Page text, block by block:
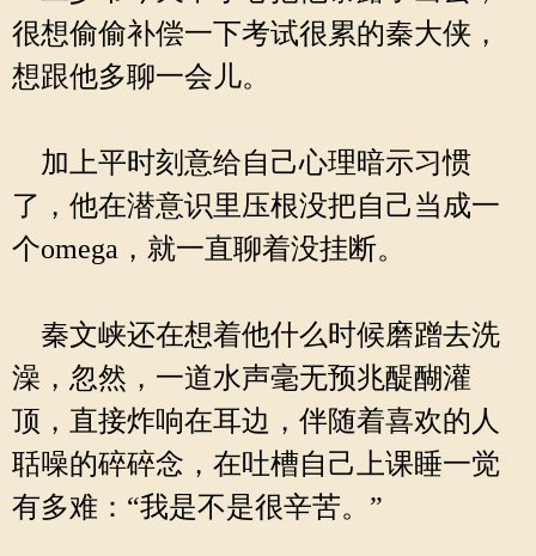
很想偷偷补偿一下考试很累的秦大侠，
想跟他多聊一会儿。
加上平时刻意给自己心理暗示习惯
了，他在潜意识里压根没把自己当成一
个omega，就一直聊着没挂断。
秦文峡还在想着他什么时候磨蹭去洗
澡，忽然，一道水声毫无预兆醍醐灌
顶，直接炸响在耳边，伴随着喜欢的人
聒噪的碎碎念，在吐槽自己上课睡一觉
有多难：“我是不是很辛苦。”